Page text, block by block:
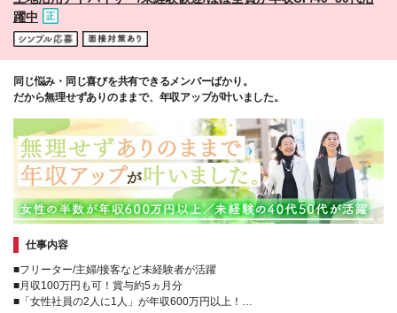
躍中
同じ悩み・同じ喜びを共有できるメンバーばかり。
だから無理せずありのままで、年収アップが叶いました。
仕事内容
■フリーター/主婦/接客など未経験者が活躍
■月収100万円も可！賞与約5ヵ月分
■「女性社員の2人に1人」が年収600万円以上！